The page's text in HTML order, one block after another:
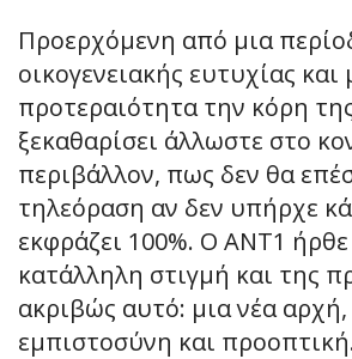
Προερχόμενη από μια
οικογενειακής ευτυχίας και
προτεραιότητα την κόρη
ξεκαθαρίσει άλλωστε στο
περιβάλλον, πως δεν θα
τηλεόραση αν δεν υπήρχε
εκφράζει 100%. Ο ΑΝΤ1
κατάλληλη στιγμή και της
ακριβώς αυτό: μια νέα
εμπιστοσύνη και